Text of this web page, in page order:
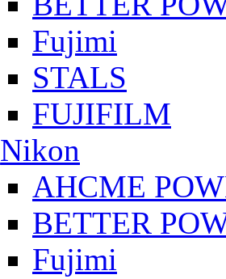
Fujimi
STALS
FUJIFILM
Nikon
AHCME
BETTER
Fujimi